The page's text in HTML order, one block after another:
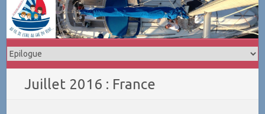
Juillet 2016 : France